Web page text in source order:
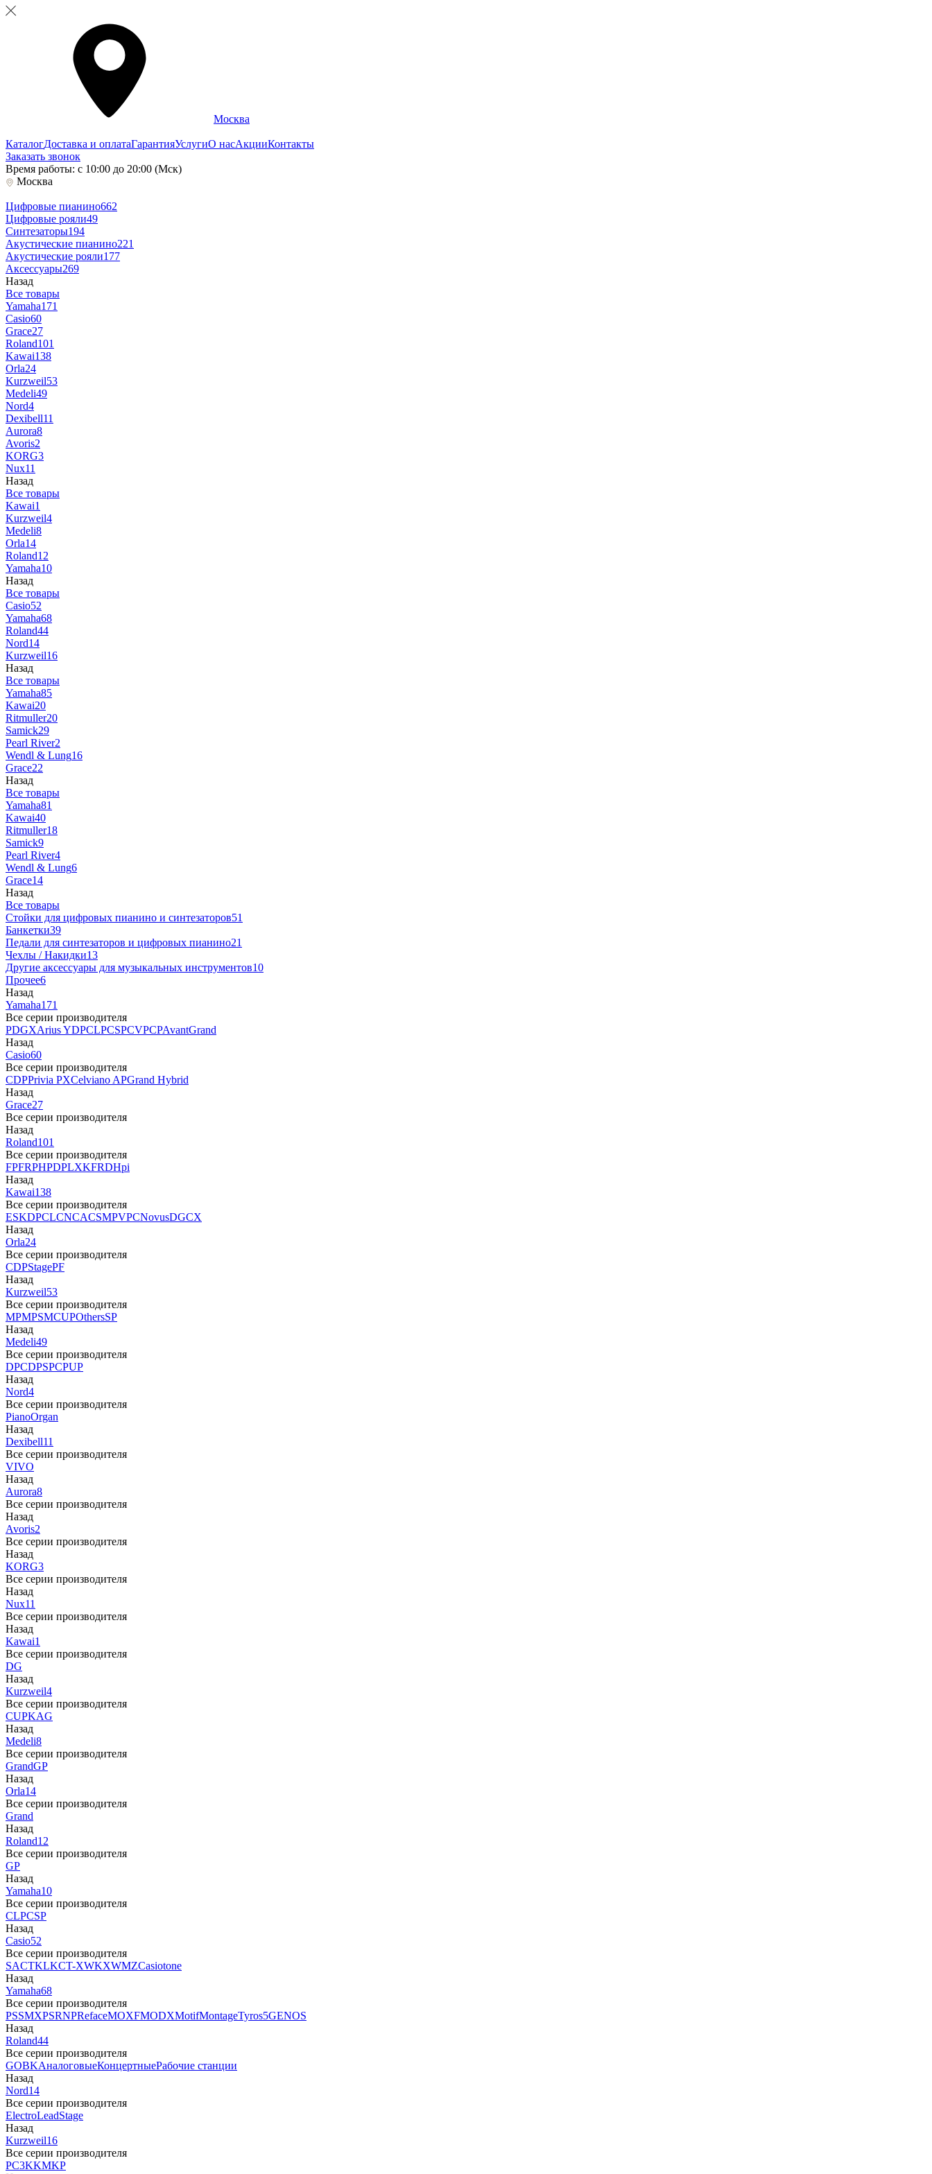
Москва
КаталогДоставка и оплатаГарантияУслугиО насАкцииКонтакты
Заказать звонок
Время работы: с 10:00 до 20:00 (Мск)
Москва
Цифровые пианино662
Цифровые рояли49
Синтезаторы194
Акустические пианино221
Акустические рояли177
Аксессуары269
Назад
Все товары
Yamaha171
Casio60
Grace27
Roland101
Kawai138
Orla24
Kurzweil53
Medeli49
Nord4
Dexibell11
Aurora8
Avoris2
KORG3
Nux11
Назад
Все товары
Kawai1
Kurzweil4
Medeli8
Orla14
Roland12
Yamaha10
Назад
Все товары
Casio52
Yamaha68
Roland44
Nord14
Kurzweil16
Назад
Все товары
Yamaha85
Kawai20
Ritmuller20
Samick29
Pearl River2
Wendl & Lung16
Grace22
Назад
Все товары
Yamaha81
Kawai40
Ritmuller18
Samick9
Pearl River4
Wendl & Lung6
Grace14
Назад
Все товары
Стойки для цифровых пианино и синтезаторов51
Банкетки39
Педали для синтезаторов и цифровых пианино21
Чехлы / Накидки13
Другие аксессуары для музыкальных инструментов10
Прочее6
Назад
Yamaha171
Все серии производителя
PDGXArius YDPCLPCSPCVPCPAvantGrand
Назад
Casio60
Все серии производителя
CDPPrivia PXCelviano APGrand Hybrid
Назад
Grace27
Все серии производителя
Назад
Roland101
Все серии производителя
FPFRPHPDPLXKFRDHpi
Назад
Kawai138
Все серии производителя
ESKDPCLCNCACSMPVPCNovusDGCX
Назад
Orla24
Все серии производителя
CDPStagePF
Назад
Kurzweil53
Все серии производителя
MPMPSMCUPOthersSP
Назад
Medeli49
Все серии производителя
DPCDPSPCPUP
Назад
Nord4
Все серии производителя
PianoOrgan
Назад
Dexibell11
Все серии производителя
VIVO
Назад
Aurora8
Все серии производителя
Назад
Avoris2
Все серии производителя
Назад
KORG3
Все серии производителя
Назад
Nux11
Все серии производителя
Назад
Kawai1
Все серии производителя
DG
Назад
Kurzweil4
Все серии производителя
CUPKAG
Назад
Medeli8
Все серии производителя
GrandGP
Назад
Orla14
Все серии производителя
Grand
Назад
Roland12
Все серии производителя
GP
Назад
Yamaha10
Все серии производителя
CLPCSP
Назад
Casio52
Все серии производителя
SACTKLKCT-XWKXWMZCasiotone
Назад
Yamaha68
Все серии производителя
PSSMXPSRNPRefaceMOXFMODXMotifMontageTyros5GENOS
Назад
Roland44
Все серии производителя
GOBKАналоговыеКонцертныеРабочие станции
Назад
Nord14
Все серии производителя
ElectroLeadStage
Назад
Kurzweil16
Все серии производителя
PC3KKMKP